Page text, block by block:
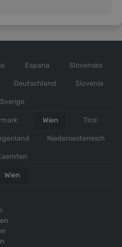
Espana Slovensko
Deutschland Slovenia
Sverige
Wien Tirol
Niederoesterreich
Wien